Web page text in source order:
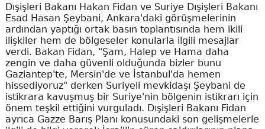
Dışişleri Bakanı Hakan Fidan ve Suriye Dışişleri Bakanı
Esad Hasan Şeybani, Ankara'daki görüşmelerinin
ardından yaptığı ortak basın toplantısında hem ikili
ilişkiler hem de bölgeseler konularla ilgili mesajlar
verdi. Bakan Fidan, "Şam, Halep ve Hama daha
zengin ve daha güvenli olduğunda bizler bunu
Gaziantep'te, Mersin'de ve İstanbul'da hemen
hissediyoruz" derken Suriyeli mevkidaşı Şeybani de
istikrara kavuşmuş bir Suriye'nin bölgenin istikrarı için
önem teşkil ettiğini vurguladı. Dışişleri Bakanı Fidan
ayrıca Gazze Barış Planı konusundaki son gelişmelerle